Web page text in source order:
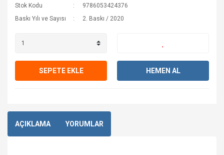
Stok Kodu
9786053424376
Baskı Yılı ve Sayısı
2. Baskı / 2020
SEPETE EKLE HEMEN AL
AÇIKLAMA YORUMLAR